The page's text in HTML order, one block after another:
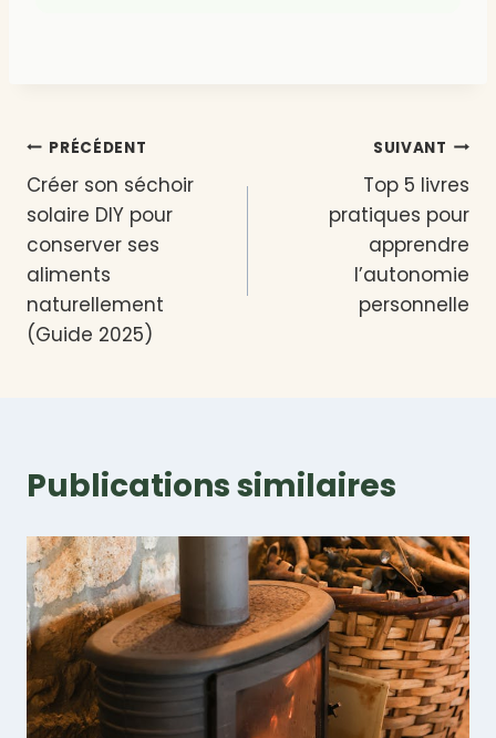
Navigation
de
l’article
PRÉCÉDENT
Créer son séchoir
solaire DIY pour
conserver ses
aliments
naturellement
(Guide 2025)
SUIVANT
Top 5 livres
pratiques pour
apprendre
l’autonomie
personnelle
Publications similaires